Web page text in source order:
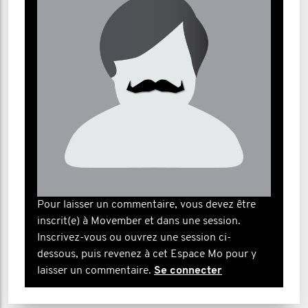
Pour laisser un commentaire, vous devez être
inscrit(e) à Movember et dans une session.
Inscrivez-vous ou ouvrez une session ci-
dessous, puis revenez à cet Espace Mo pour y
laisser un commentaire. Se connecter